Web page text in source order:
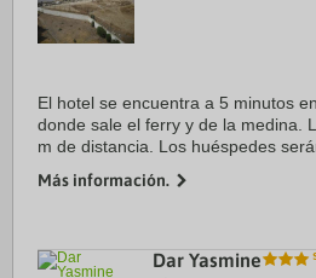
El hotel se encuentra a 5 minutos
donde sale el ferry y de la medina.
m de distancia. Los huéspedes
vestíbulo, el ...
Más información.
Dar Yasmine